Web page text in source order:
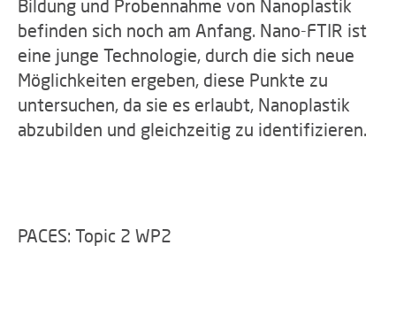
Bildung und Probennahme von Nanoplastik
befinden sich noch am Anfang. Nano-FTIR ist
eine junge Technologie, durch die sich neue
Möglichkeiten ergeben, diese Punkte zu
untersuchen, da sie es erlaubt, Nanoplastik
abzubilden und gleichzeitig zu identifizieren.
PACES: Topic 2 WP2